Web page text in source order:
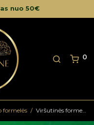
nuo 50€
0
formelės / Viršutinės formelės arkinis kvadratas L dydis KVA139